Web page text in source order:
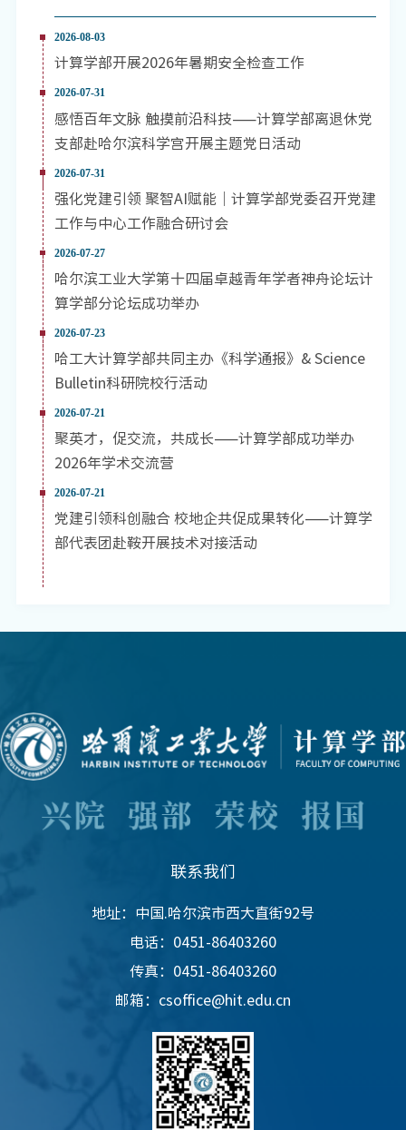
2026-08-03
计算学部开展2026年暑期安全检查工作
2026-07-31
感悟百年文脉 触摸前沿科技——计算学部离退休党
支部赴哈尔滨科学宫开展主题党日活动
2026-07-31
强化党建引领 聚智AI赋能｜计算学部党委召开党建
工作与中心工作融合研讨会
2026-07-27
哈尔滨工业大学第十四届卓越青年学者神舟论坛计
算学部分论坛成功举办
2026-07-23
哈工大计算学部共同主办《科学通报》& Science
Bulletin科研院校行活动
2026-07-21
聚英才，促交流，共成长——计算学部成功举办
2026年学术交流营
2026-07-21
党建引领科创融合 校地企共促成果转化——计算学
部代表团赴鞍开展技术对接活动
联系我们
地址：中国.哈尔滨市西大直街92号
电话：0451-86403260
传真：0451-86403260
邮箱：csoffice@hit.edu.cn